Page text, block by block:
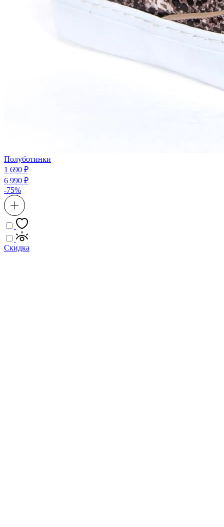
Полуботинки
1 690 ₽
6 990 ₽
-75%
Скидка